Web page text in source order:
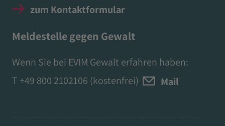
zum Kontaktformular
Meldestelle gegen Gewalt
Wenn Sie bei EVIM Gewalt erfahren haben:
T +49 800 2102106 (kostenfrei) Mail